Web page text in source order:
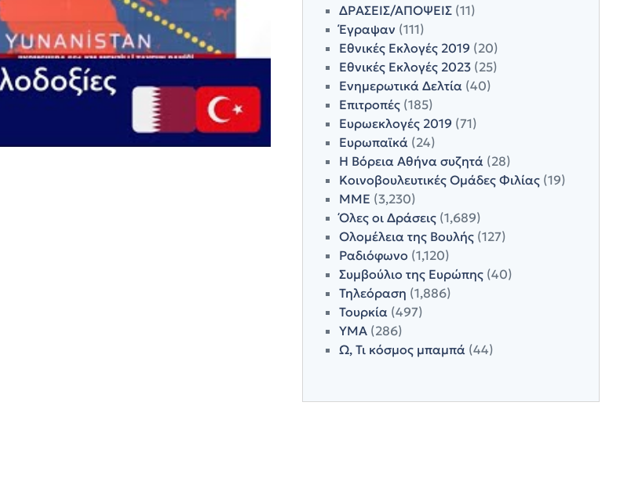
ΔΡΑΣΕΙΣ/ΑΠΟΨΕΙΣ(11)
Έγραψαν (111)
Εθνικές Εκλογές 2019 (20)
Εθνικές Εκλογές 2023(25)
Ενημερωτικά Δελτία(40)
Επιτροπές(185)
Ευρωεκλογές 2019 (71)
Ευρωπαϊκά(24)
Η Βόρεια Αθήνα συζητά(28)
Κοινοβουλευτικές Ομάδες Φιλίας(19)
ΜΜΕ (3,230)
Όλες οι Δράσεις(1,689)
Ολομέλεια της Βουλής(127)
Ραδιόφωνο (1,120)
Συμβούλιο της Ευρώπης(40)
Τηλεόραση (1,886)
Τουρκία(497)
ΥΜΑ(286)
Ω, Τι κόσμος μπαμπά(44)